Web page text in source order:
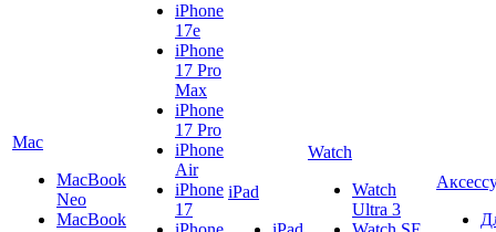
Mac
MacBook
Neo
MacBook
iPhone
17e
iPhone
17 Pro
Max
iPhone
17 Pro
iPhone
Air
iPhone
17
iPad
Watch
Watch
Ultra 3